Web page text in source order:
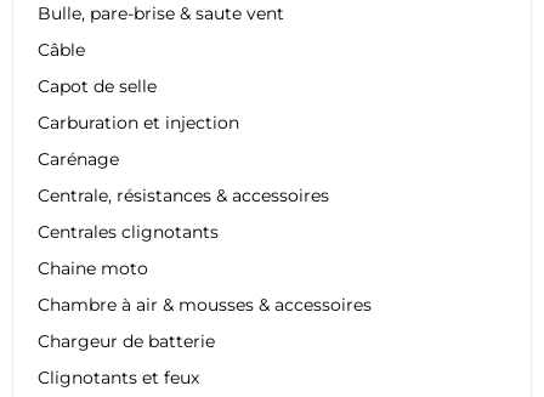
Bulle, pare-brise & saute vent
Câble
Capot de selle
Carburation et injection
Carénage
Centrale, résistances & accessoires
Centrales clignotants
Chaine moto
Chambre à air & mousses & accessoires
Chargeur de batterie
Clignotants et feux